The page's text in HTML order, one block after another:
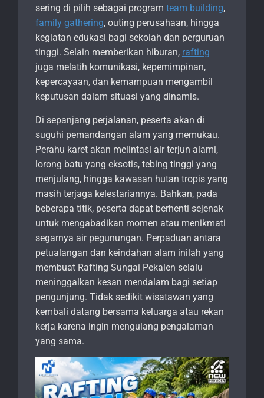
sering di pilih sebagai program team building,
family gathering, outing perusahaan, hingga
kegiatan edukasi bagi sekolah dan perguruan
tinggi. Selain memberikan hiburan, rafting
juga melatih komunikasi, kepemimpinan,
kepercayaan, dan kemampuan mengambil
keputusan dalam situasi yang dinamis.
Di sepanjang perjalanan, peserta akan di
suguhi pemandangan alam yang memukau.
Perahu karet akan melintasi air terjun alami,
lorong batu yang eksotis, tebing tinggi yang
menjulang, hingga kawasan hutan tropis yang
masih terjaga kelestariannya. Bahkan, pada
beberapa titik, peserta dapat berhenti sejenak
untuk mengabadikan momen atau menikmati
segarnya air pegunungan. Perpaduan antara
petualangan dan keindahan alam inilah yang
membuat Rafting Sungai Pekalen selalu
meninggalkan kesan mendalam bagi setiap
pengunjung. Tidak sedikit wisatawan yang
kembali datang bersama keluarga atau rekan
kerja karena ingin mengulang pengalaman
yang sama.